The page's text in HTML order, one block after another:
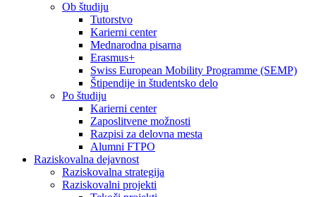
Ob študiju
Tutorstvo
Karierni center
Mednarodna pisarna
Erasmus+
Swiss European Mobility Programme (SEMP)
Štipendije in študentsko delo
Po študiju
Karierni center
Zaposlitvene možnosti
Razpisi za delovna mesta
Alumni FTPO
Raziskovalna dejavnost
Raziskovalna strategija
Raziskovalni projekti